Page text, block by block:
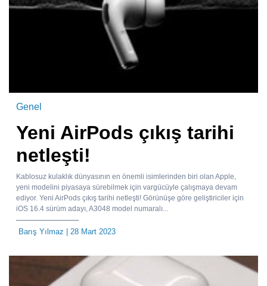
Genel
Yeni AirPods çıkış tarihi
netleşti!
Kablosuz kulaklık dünyasının en önemli isimlerinden biri olan Apple,
yeni modelini piyasaya sürebilmek için vargücüyle çalışmaya devam
ediyor. Yeni AirPods çıkış tarihi netleşti! Görünüşe göre geliştiriciler için
iOS 16.4 sürüm adayı, A3048 model numaralı...
Barış Yılmaz | 28 Mart 2023